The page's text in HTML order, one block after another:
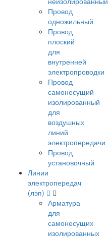
Провод
одножильный
Провод
плоский
для
внутренней
электропроводки
Провод
самонесущий
изолированный
для
воздушных
линий
электропередачи
Провод
установочный
Линии
электропередач
(лэп)
Арматура
для
самонесущих
изолированных